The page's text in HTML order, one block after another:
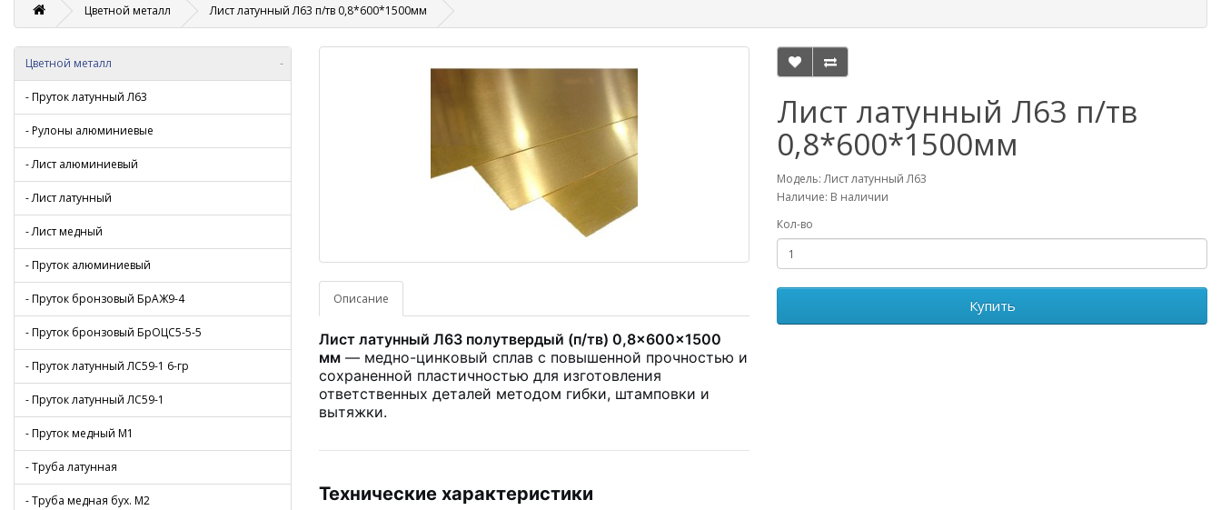
Цветной металл Лист латунный Л63 п/тв 0,8*600*1500мм
Цветной металл -
- Пруток латунный Л63
- Рулоны алюминиевые
- Лист алюминиевый
- Лист латунный
- Лист медный
- Пруток алюминиевый
- Пруток бронзовый БрАЖ9-4
- Пруток бронзовый БрОЦС5-5-5
- Пруток латунный ЛС59-1 6-гр
- Пруток латунный ЛС59-1
- Пруток медный М1
- Труба латунная
- Труба медная бух. М2
Описание
Лист латунный Л63 полутвердый (п/тв) 0,8×600×1500
мм — медно-цинковый сплав с повышенной прочностью и
сохраненной пластичностью для изготовления
ответственных деталей методом гибки, штамповки и
вытяжки.
Технические характеристики
Лист латунный Л63 п/тв
0,8*600*1500мм
Модель: Лист латунный Л63
Наличие: В наличии
Кол-во
Купить